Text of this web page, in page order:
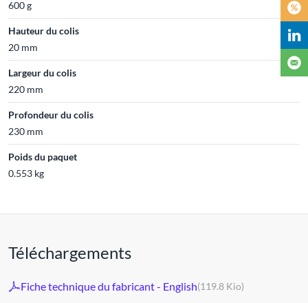
600 g
Hauteur du colis
20 mm
Largeur du colis
220 mm
Profondeur du colis
230 mm
Poids du paquet
0.553 kg
Téléchargements
Fiche technique du fabricant - English(119.8 Kio)